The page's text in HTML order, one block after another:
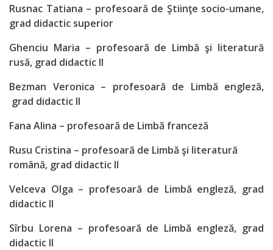
educație
Catedre
Discipline de
specialitate
Nr.1
Discipline de
Nr2
Discipline
Rusnac Tatiana – profesoară de Ştiinţe socio-umane,
grad didactic superior
Ghenciu Maria – profesoară de Limbă şi literatură
rusă, grad didactic II
Bezman Veronica – profesoară de Limbă engleză,
grad didactic II
Fana Alina – profesoară de Limbă franceză
Rusu Cristina – profesoară de Limbă şi literatură
română, grad didactic II
Velceva Olga – profesoară de Limbă engleză, grad
didactic II
Sîrbu Lorena – profesoară de Limbă engleză, grad
didactic II